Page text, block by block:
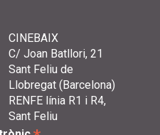
CINEBAIX
C/ Joan Batllori, 21
Sant Feliu de
Llobregat (Barcelona)
RENFE línia R1 i R4,
Sant Feliu